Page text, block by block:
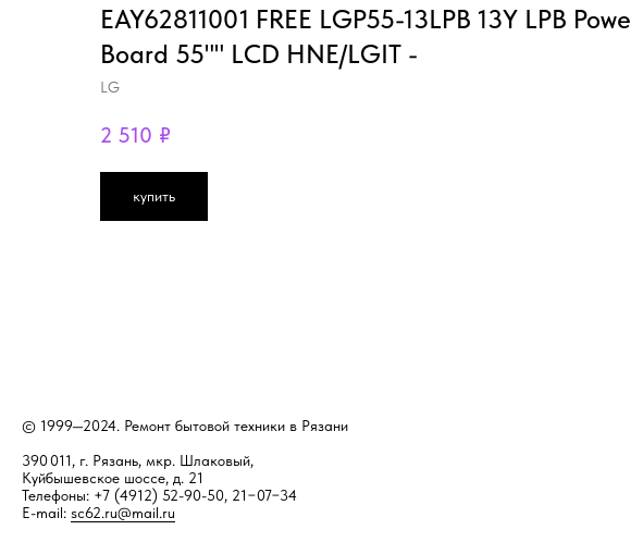
EAY62811001 FREE LGP55-13LPB 13Y LPB
Board 55"" LCD HNE/LGIT -
LG
2 510 ₽
купить
© 1999—2024. Ремонт бытовой техники в Рязани
390 011, г. Рязань, мкр. Шлаковый,
Куйбышевское шоссе, д. 21
Телефоны: +7 (4912) 52-90-50, 21−07−34
E-mail: sc62.ru@mail.ru